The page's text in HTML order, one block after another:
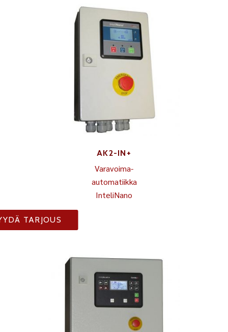
AK2-IN+
Varavoima-
automatiikka
InteliNano
TARJOUS